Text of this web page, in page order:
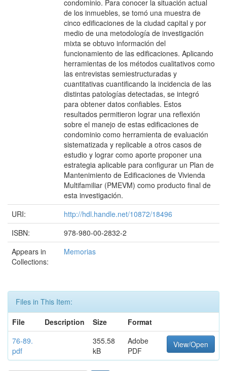
condominio. Para conocer la situación actual
de los inmuebles, se tomó una muestra de
cinco edificaciones de la ciudad capital y por
medio de una metodología de investigación
mixta se obtuvo información del
funcionamiento de las edificaciones. Aplicando
herramientas de los métodos cualitativos como
las entrevistas semiestructuradas y
cuantitativas cuantificando la incidencia de las
distintas patologías detectadas, se integró
para obtener datos confiables. Estos
resultados permitieron lograr una reflexión
sobre el manejo de estas edificaciones de
condominio como herramienta de evaluación
sistematizada y replicable a otros casos de
estudio y lograr como aporte proponer una
estrategia aplicable para configurar un Plan de
Mantenimiento de Edificaciones de Vivienda
Multifamiliar (PMEVM) como producto final de
esta investigación.
URI:
http://hdl.handle.net/10872/18496
ISBN:
978-980-00-2832-2
Appears in
Collections:
Memorias
Files in This Item:
File
Description Size
Format
76-89.
pdf
355.58
kB
Adobe
PDF
View/Open